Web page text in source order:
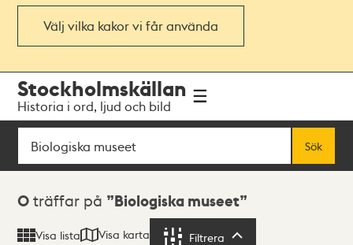
Välj vilka kakor vi får använda
navigationen
huvudinnehållet
Stockholmskällan
Historia i ord, ljud och bild
Sök
Sök
Sökresultat
0 träffar på Biologiska museet
Visa lista Visa karta Filtrera